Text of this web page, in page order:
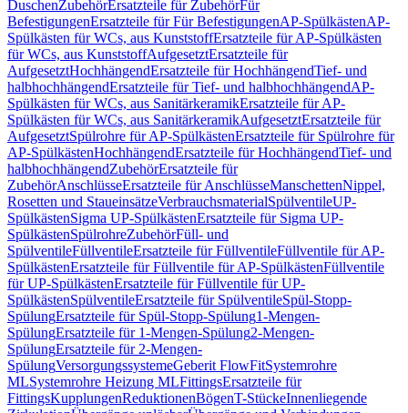
DuschenZubehörErsatzteile für ZubehörFür
BefestigungenErsatzteile für Für BefestigungenAP-SpülkästenAP-
Spülkästen für WCs, aus KunststoffErsatzteile für AP-Spülkästen
für WCs, aus KunststoffAufgesetztErsatzteile für
AufgesetztHochhängendErsatzteile für HochhängendTief- und
halbhochhängendErsatzteile für Tief- und halbhochhängendAP-
Spülkästen für WCs, aus SanitärkeramikErsatzteile für AP-
Spülkästen für WCs, aus SanitärkeramikAufgesetztErsatzteile für
AufgesetztSpülrohre für AP-SpülkästenErsatzteile für Spülrohre für
AP-SpülkästenHochhängendErsatzteile für HochhängendTief- und
halbhochhängendZubehörErsatzteile für
ZubehörAnschlüsseErsatzteile für AnschlüsseManschettenNippel,
Rosetten und StaueinsätzeVerbrauchsmaterialSpülventileUP-
SpülkästenSigma UP-SpülkästenErsatzteile für Sigma UP-
SpülkästenSpülrohreZubehörFüll- und
SpülventileFüllventileErsatzteile für FüllventileFüllventile für AP-
SpülkästenErsatzteile für Füllventile für AP-SpülkästenFüllventile
für UP-SpülkästenErsatzteile für Füllventile für UP-
SpülkästenSpülventileErsatzteile für SpülventileSpül-Stopp-
SpülungErsatzteile für Spül-Stopp-Spülung1-Mengen-
SpülungErsatzteile für 1-Mengen-Spülung2-Mengen-
SpülungErsatzteile für 2-Mengen-
SpülungVersorgungssystemeGeberit FlowFitSystemrohre
MLSystemrohre Heizung MLFittingsErsatzteile für
FittingsKupplungenReduktionenBögenT-StückeInnenliegende